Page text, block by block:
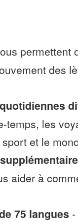
permettent
des
temps, les
et le
aider à
75 langues -